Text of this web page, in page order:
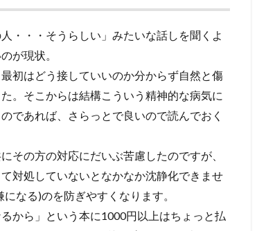
・・・そうらしい」みたいな話しを聞くよ
が現状。
初はどう接していいのか分からず自然と傷
。そこからは結構こういう精神的な病気に
であれば、さらっとで良いので読んでおく
その方の対応にだいぶ苦慮したのですが、
対処していないとなかなか沈静化できませ
なる)のを防ぎやすくなります。
から」という本に1000円以上はちょっと払